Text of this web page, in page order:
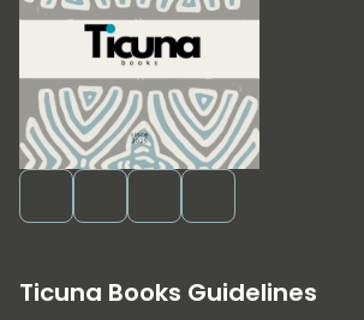
Ticuna Books Guidelines